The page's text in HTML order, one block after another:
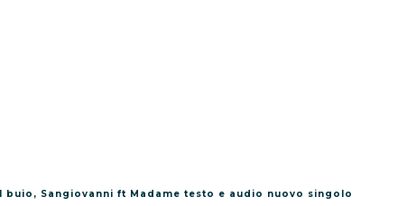
buio, Sangiovanni ft Madame testo e audio nuovo singolo